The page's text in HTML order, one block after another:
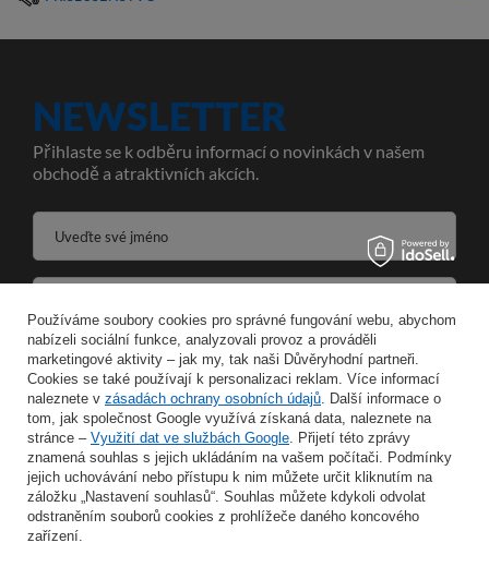
NEWSLETTER
Přihlaste se k odběru informací o novinkách v našem
obchodě a atraktivních akcích.
Uveďte své jméno
Souhlasím se zpracováním svých osobních údajů pro účely a v rozsahu služby Newsletter ve formátu
ULOŽIT
INFORMACE
Používáme soubory cookies pro správné fungování webu, abychom
nabízeli sociální funkce, analyzovali provoz a prováděli
marketingové aktivity – jak my, tak naši Důvěryhodní partneři.
Cookies se také používají k personalizaci reklam. Více informací
naleznete v zásadách ochrany osobních údajů. Další informace o
tom, jak společnost Google využívá získaná data, naleznete na
stránce – Využití dat ve službách Google. Přijetí této zprávy
znamená souhlas s jejich ukládáním na vašem počítači. Podmínky
jejich uchovávání nebo přístupu k nim můžete určit kliknutím na
záložku „Nastavení souhlasů“. Souhlas můžete kdykoli odvolat
odstraněním souborů cookies z prohlížeče daného koncového
zařízení.